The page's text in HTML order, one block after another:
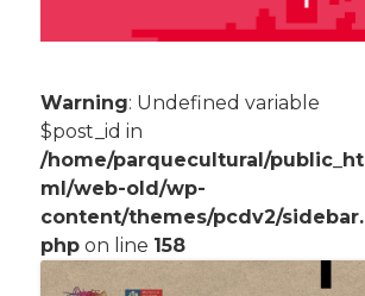
Warning: Undefined variable
$post_id in
/home/parquecultural/public_ht
ml/web-old/wp-
content/themes/pcdv2/sidebar.
php on line 158